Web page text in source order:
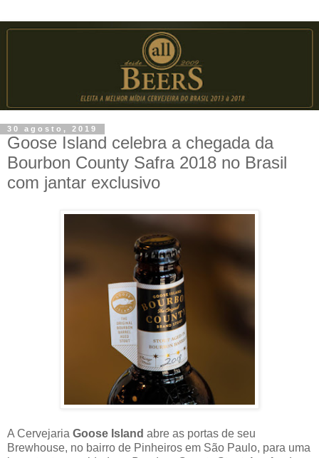
30 agosto, 2019
Goose Island celebra a chegada da
Bourbon County Safra 2018 no Brasil
com jantar exclusivo
A Cervejaria Goose Island abre as portas de seu
Brewhouse, no bairro de Pinheiros em São Paulo, para uma